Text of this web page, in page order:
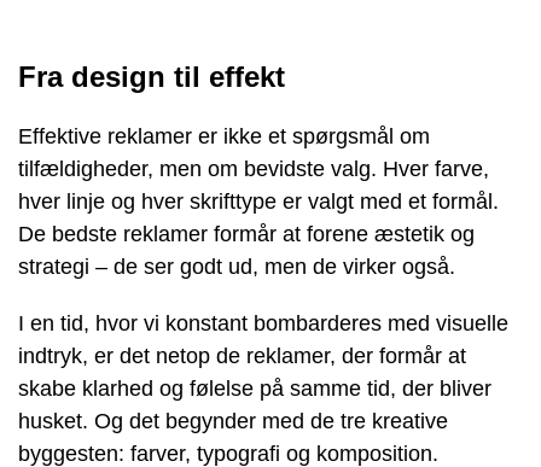
Fra design til effekt
Effektive reklamer er ikke et spørgsmål om
tilfældigheder, men om bevidste valg. Hver farve,
hver linje og hver skrifttype er valgt med et formål.
De bedste reklamer formår at forene æstetik og
strategi – de ser godt ud, men de virker også.
I en tid, hvor vi konstant bombarderes med visuelle
indtryk, er det netop de reklamer, der formår at
skabe klarhed og følelse på samme tid, der bliver
husket. Og det begynder med de tre kreative
byggesten: farver, typografi og komposition.